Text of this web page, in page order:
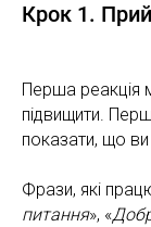
Крок 1.
Перша реакція
підвищити.
показати, що ви
Фрази, які
питання», «